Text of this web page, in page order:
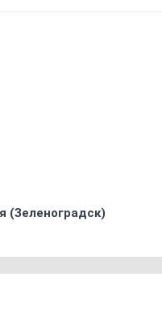
(Зеленоградск)